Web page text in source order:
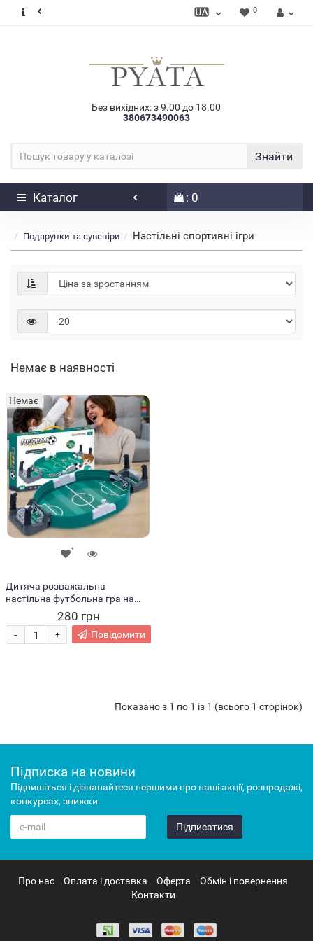
0
Без вихідних: з 9.00 до 18.00
380673490063
Знайти
Каталог : 0
Подарунки та сувеніри Настільні спортивні ігри
Немає в наявності
Немає
Дитяча розважальна
настільна футбольна гра на
двох гра стань чемпіоном
FOOTBALL №2022 (ARSH)
280 грн
+
- Повідомити
Показано з 1 по 1 із 1 (всього 1 сторінок)
Підписка на новини
Підпишіться і дізнавайтеся першими про наші акції, розпродажі,
конкурсах, знижки.
Підписатися
Про нас Оплата і доставка Оферта
Обмін і повернення
Контакти